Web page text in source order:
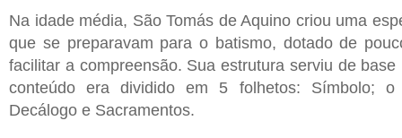
Na idade média, São Tomás de Aquino criou uma
que se preparavam para o batismo, dotado de
facilitar a compreensão. Sua estrutura serviu de
conteúdo era dividido em 5 folhetos: Símbolo; o
Decálogo e Sacramentos.